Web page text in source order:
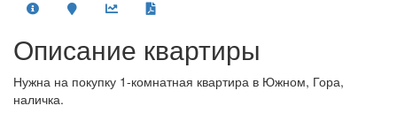
Описание квартиры
Нужна на покупку 1-комнатная квартира в Южном, Гора,
наличка.